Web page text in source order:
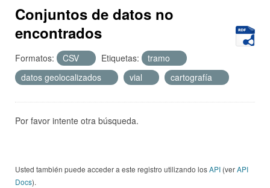
Acerca de
Conjuntos de datos no
encontrados
Formatos: CSV Etiquetas:
tramo
datos geolocalizados
vial cartografía
Por favor intente otra búsqueda.
Usted también puede acceder a este registro utilizando losAPI (verAPI
Docs).